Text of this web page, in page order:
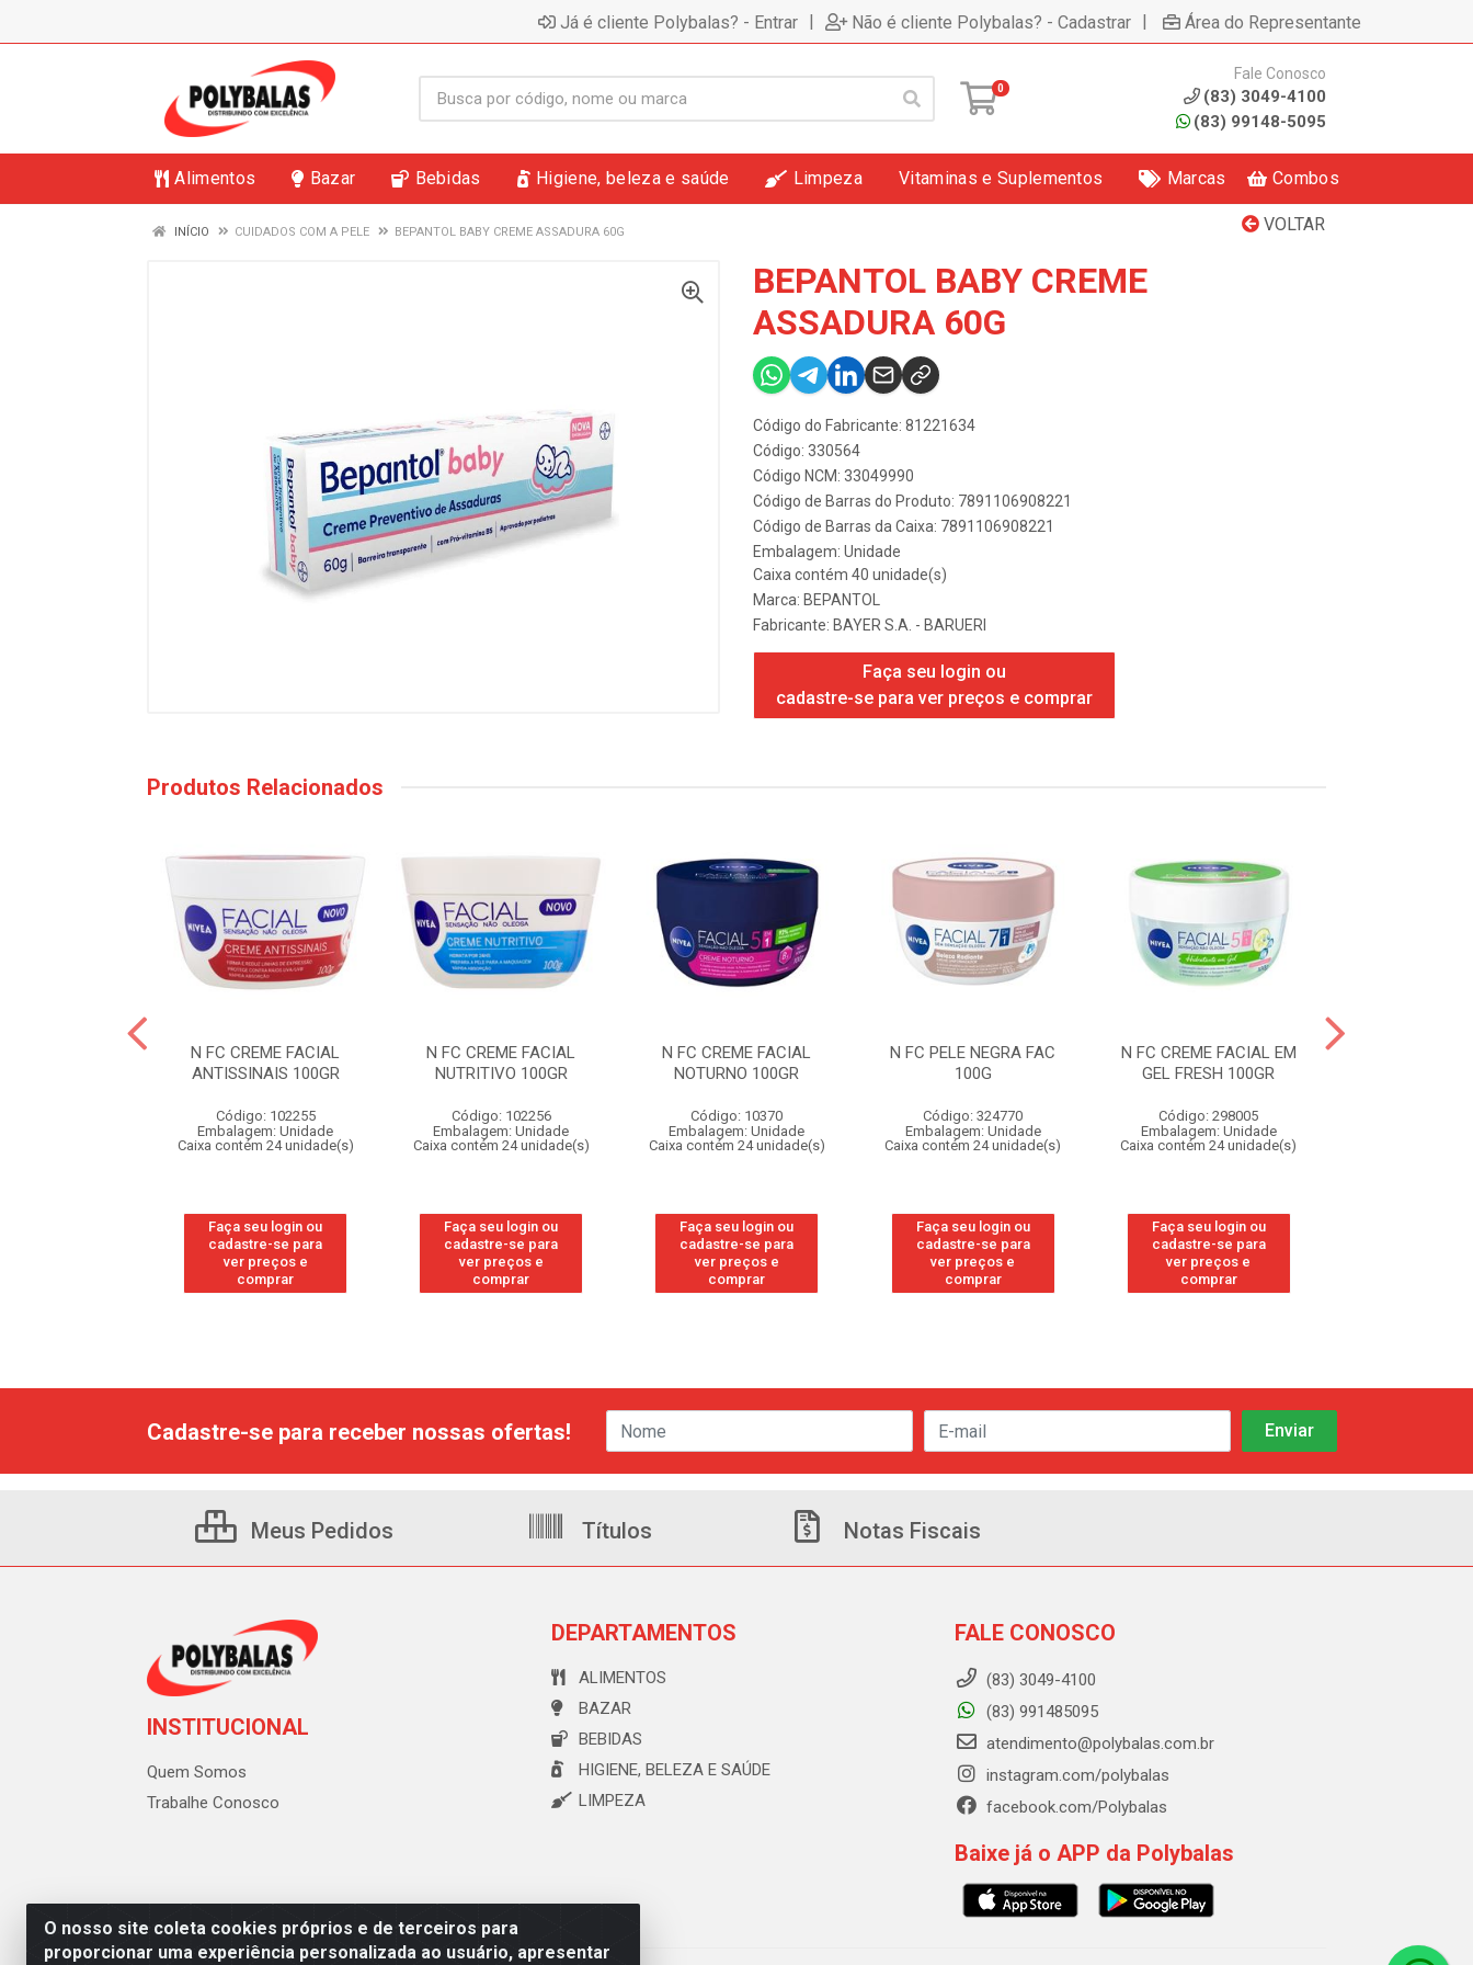
Já é cliente Polybalas? - Entrar | Não é cliente Polybalas? - Cadastrar | Área do Representante
0
Fale Conosco
(83) 3049-4100
(83) 99148-5095
Alimentos Bazar Bebidas Higiene, beleza e saúde Limpeza Vitaminas e Suplementos Marcas Combos
VOLTAR
INÍCIO CUIDADOS COM A PELE BEPANTOL BABY CREME ASSADURA 60G
BEPANTOL BABY CREME
ASSADURA 60G
Código do Fabricante: 81221634
Código: 330564
Código NCM: 33049990
Código de Barras do Produto: 7891106908221
Código de Barras da Caixa: 7891106908221
Embalagem: Unidade
Caixa contém 40 unidade(s)
Marca: BEPANTOL
Fabricante: BAYER S.A. - BARUERI
Faça seu login ou
cadastre-se para ver preços e comprar
Produtos Relacionados
N FC CREME FACIAL
ANTISSINAIS 100GR
Código: 102255
Embalagem: Unidade
Caixa contém 24 unidade(s)
Faça seu login ou
cadastre-se para
ver preços e
comprar
N FC CREME FACIAL
NUTRITIVO 100GR
Código: 102256
Embalagem: Unidade
Caixa contém 24 unidade(s)
Faça seu login ou
cadastre-se para
ver preços e
comprar
N FC CREME FACIAL
NOTURNO 100GR
Código: 10370
Embalagem: Unidade
Caixa contém 24 unidade(s)
Faça seu login ou
cadastre-se para
ver preços e
comprar
N FC PELE NEGRA FAC
100G
Código: 324770
Embalagem: Unidade
Caixa contém 24 unidade(s)
Faça seu login ou
cadastre-se para
ver preços e
comprar
N FC CREME FACIAL EM
GEL FRESH 100GR
Código: 298005
Embalagem: Unidade
Caixa contém 24 unidade(s)
Faça seu login ou
cadastre-se para
ver preços e
comprar
O nosso site coleta cookies próprios e de terceiros para
proporcionar uma experiência personalizada ao usuário, apresentar
Cadastre-se para receber nossas ofertas!
Meus Pedidos Títulos Notas Fiscais
INSTITUCIONAL
Quem Somos
Trabalhe Conosco
DEPARTAMENTOS
ALIMENTOS
BAZAR
BEBIDAS
HIGIENE, BELEZA E SAÚDE
LIMPEZA
FALE CONOSCO
(83) 3049-4100
(83) 991485095
atendimento@polybalas.com.br
instagram.com/polybalas
facebook.com/Polybalas
Baixe já o APP da Polybalas